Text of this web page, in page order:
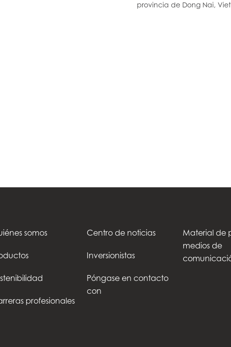
provincia de Dong Nai,
somos
profesionales
Centro de noticias
Inversionistas
Póngase en contacto
con
Material de
medios de